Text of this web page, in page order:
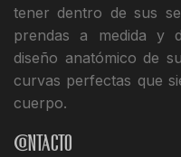
tener dentro de sus
prendas a medida y
diseño anatómico de
curvas perfectas que
cuerpo.
Contacto